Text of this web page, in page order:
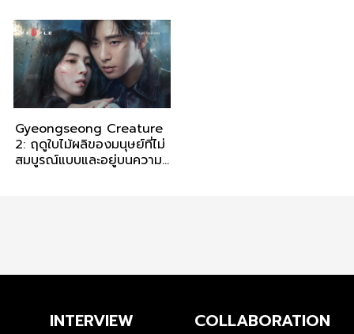
Gyeongseong Creature
2: ฤดูใบไม้ผลิของมนุษย์ที่ไม่
สมบูรณ์แบบและอยู่บนความ
INTERVIEW COLLABORATION